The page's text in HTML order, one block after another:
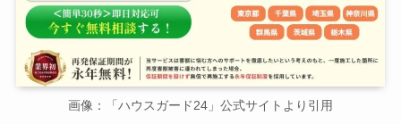
画像：「ハウスガード24」公式サイトより引用